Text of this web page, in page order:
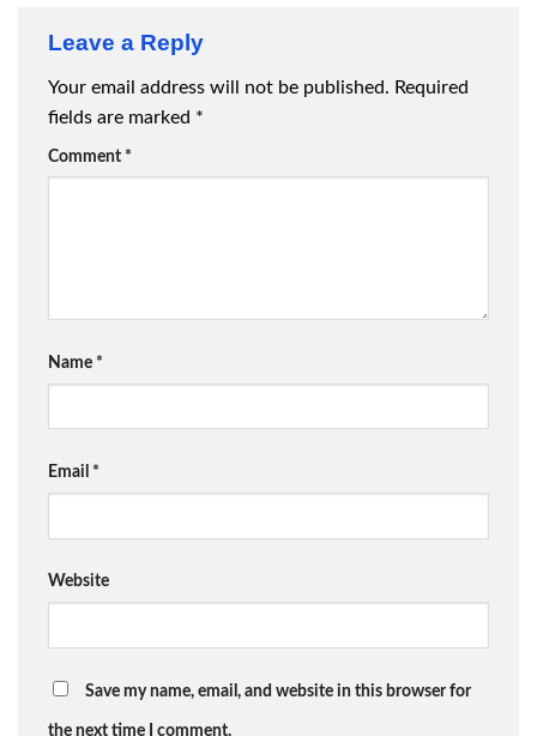
Leave a Reply
Your email address will not be published. Required
fields are marked *
Comment *
Name *
Email *
Website
Save my name, email, and website in this browser for
the next time I comment.